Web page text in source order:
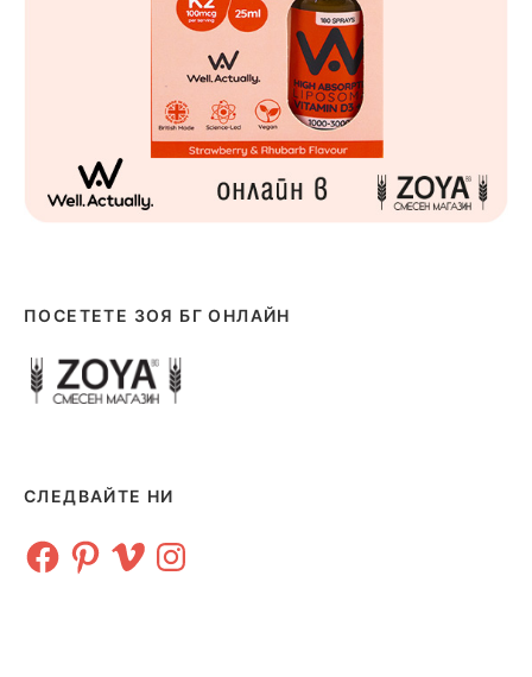
ПОСЕТЕТЕ ЗОЯ БГ ОНЛАЙН
СЛЕДВАЙТЕ НИ
FacebookPinterest
Vimeo Instagram